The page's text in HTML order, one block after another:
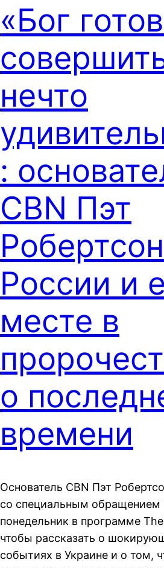
«Бог
нечто
:
CBN Пэт
России и
месте в
о
времени
Основатель CBN Пэт
со специальным обращением
понедельник в программе
чтобы рассказать о
событиях в Украине и о том,